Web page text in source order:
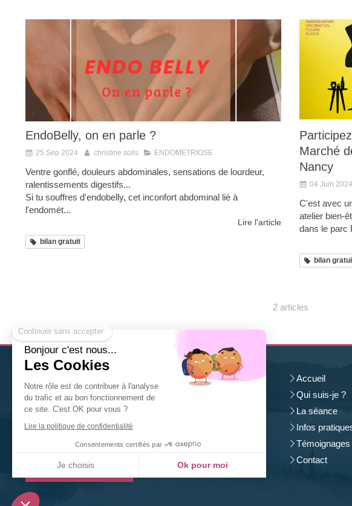
EndoBelly, on en parle ?
25 Sep 2024 christine solis ENDOMETRIOSE
Ventre gonflé, douleurs abdominales, sensations de lourdeur,
ralentissements digestifs...
Si tu souffres d'endobelly, cet inconfort abdominal lié à
l'endomét...
Lire l'article
bilan gratuit
Marché
Nancy
04 Juin 2024
C'est avec
atelier bien-
dans le parc
bilan
2 articles
thérapeute Diplômée en Naturopathie
à Nancy . Nutrition, fleurs de Bach, gemmothérapie,
phytothérapie... n'hésitez pas à la contacter pour tout
renseignement ou toute prise de rendez-vous.
Prendre rendez-vous
Accueil
Qui suis-je ?
La séance
Infos
Témoignages
Contact
Bonjour c'est nous...
Les Cookies
Notre rôle est de contribuer à l'analyse
du trafic et au bon fonctionnement de
ce site. C'est OK pour vous ?
Lire la politique de confidentialité
Consentements certifiés par
Je choisis Ok pour moi
Axeptio consent
Plateforme de Gestion du Consentement : Personnalisez vos Options
Notre plateforme vous permet d'adapter et de gérer vos paramètres de confidentialité, en garantissant la conformité